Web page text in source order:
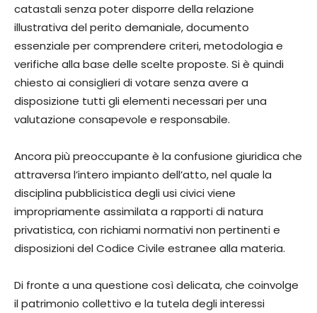
catastali senza poter disporre della relazione
illustrativa del perito demaniale, documento
essenziale per comprendere criteri, metodologia e
verifiche alla base delle scelte proposte. Si è quindi
chiesto ai consiglieri di votare senza avere a
disposizione tutti gli elementi necessari per una
valutazione consapevole e responsabile.
Ancora più preoccupante è la confusione giuridica che
attraversa l’intero impianto dell’atto, nel quale la
disciplina pubblicistica degli usi civici viene
impropriamente assimilata a rapporti di natura
privatistica, con richiami normativi non pertinenti e
disposizioni del Codice Civile estranee alla materia.
Di fronte a una questione così delicata, che coinvolge
il patrimonio collettivo e la tutela degli interessi